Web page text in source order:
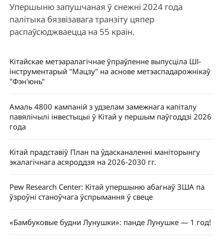
Упершыню запушчаная ў снежні 2024 года
палітыка бязвізавага транзіту цяпер
распаўсюджваецца на 55 краін.
Кітайскае метэаралагічнае ўпраўленне выпусціла ШІ-
інструментарый "Мацзу" на аснове метэаспадарожнікаў
"Фэн'юнь"
Амаль 4800 кампаній з удзелам замежнага капіталу
павялічылі інвестыцыі ў Кітай у першым паўгоддзі 2026
года
Кітай прадставіў План па ўдасканаленні маніторынгу
экалагічнага асяроддзя на 2026-2030 гг.
Pew Research Center: Кітай упершыню абагнаў ЗША па
ўзроўні станоўчага ўспрымання ў свеце
«Бамбуковые будни Лунушки»: панде Лунушке — 1 год!